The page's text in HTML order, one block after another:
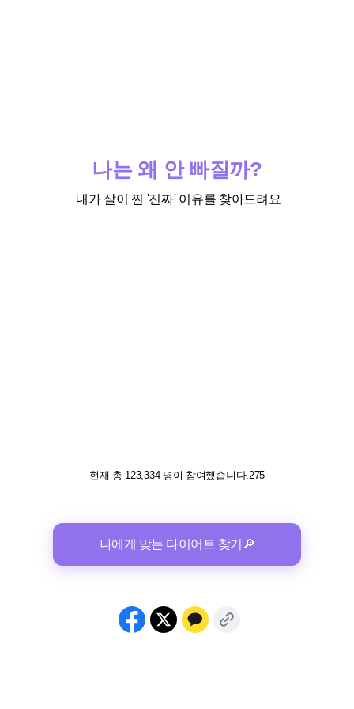
나는 왜 안 빠질까?
내가 살이 찐 '진짜' 이유를 찾아드려요
현재 총 123,334 명이 참여했습니다.275
나에게 맞는 다이어트 찾기🔎